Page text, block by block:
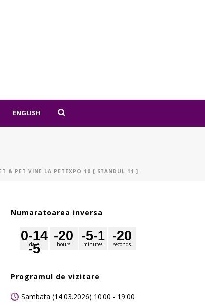
ENGLISH
& PET VINE LA PETEXPO 10 [ STANDUL 11 ]
Numaratoarea inversa
days
0-14
-5
hours
-20
minutes
-5-1
seconds
-20
Programul de vizitare
Sambata (14.03.2026) 10:00 - 19:00